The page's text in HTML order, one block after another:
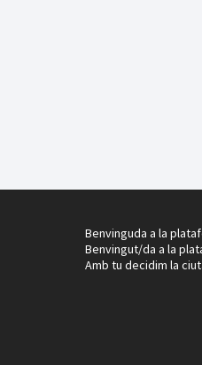
Benvinguda a la
Benvingut/da a la
Amb tu decidim la